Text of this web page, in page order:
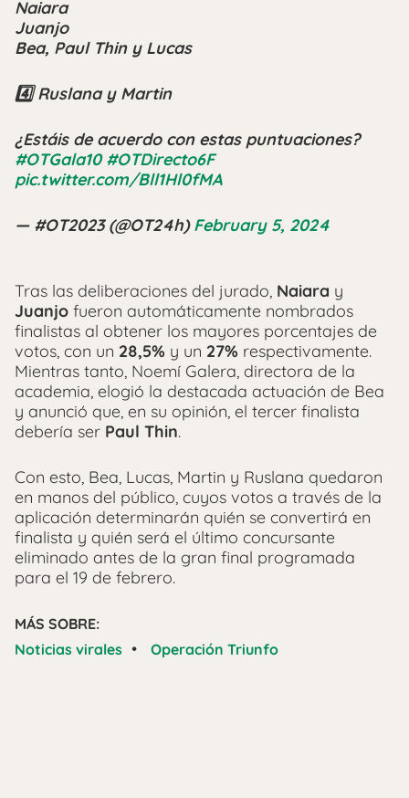
Naiara
Juanjo
Bea, Paul Thin y Lucas
4️⃣ Ruslana y Martin
¿Estáis de acuerdo con estas puntuaciones?
#OTGala10 #OTDirecto6F
pic.twitter.com/Bll1Hl0fMA
— #OT2023 (@OT24h)February 5, 2024
Tras las deliberaciones del jurado, Naiara y
Juanjo fueron automáticamente nombrados
finalistas al obtener los mayores porcentajes de
votos, con un 28,5% y un 27% respectivamente.
Mientras tanto, Noemí Galera, directora de la
academia, elogió la destacada actuación de Bea
y anunció que, en su opinión, el tercer finalista
debería ser Paul Thin.
Con esto, Bea, Lucas, Martin y Ruslana quedaron
en manos del público, cuyos votos a través de la
aplicación determinarán quién se convertirá en
finalista y quién será el último concursante
eliminado antes de la gran final programada
para el 19 de febrero.
MÁS SOBRE:
Noticias virales • Operación Triunfo